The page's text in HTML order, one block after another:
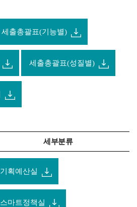
세출총괄표(기능별)
세출총괄표(성질별)
세부분류
기획예산실
스마트정책실